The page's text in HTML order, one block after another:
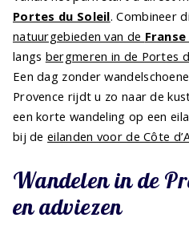
Portes du Soleil. Combineer
natuurgebieden van de
langs bergmeren in de Portes
Een dag zonder
Provence rijdt u zo naar de
een korte wandeling op een
bij deeilanden voor de Côte
Wandelen in de
en adviezen